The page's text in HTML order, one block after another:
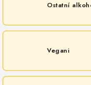
Ostatní
Vegani